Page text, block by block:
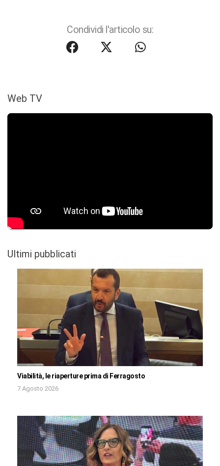
Condividi l'articolo su:
Web TV
Ultimi pubblicati
Viabilità, le riaperture prima di Ferragosto
7 Agosto 2026